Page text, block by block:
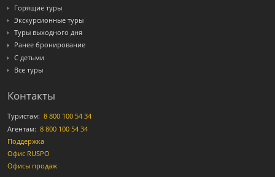
Горящие туры
Экскурсионные туры
Туры выходного дня
Ранее бронирование
С детьми
Все туры
Контакты
Туристам: 8 800 100 54 34
Агентам: 8 800 100 54 34
Поддержка
Офис RUSPO
Офисы продаж